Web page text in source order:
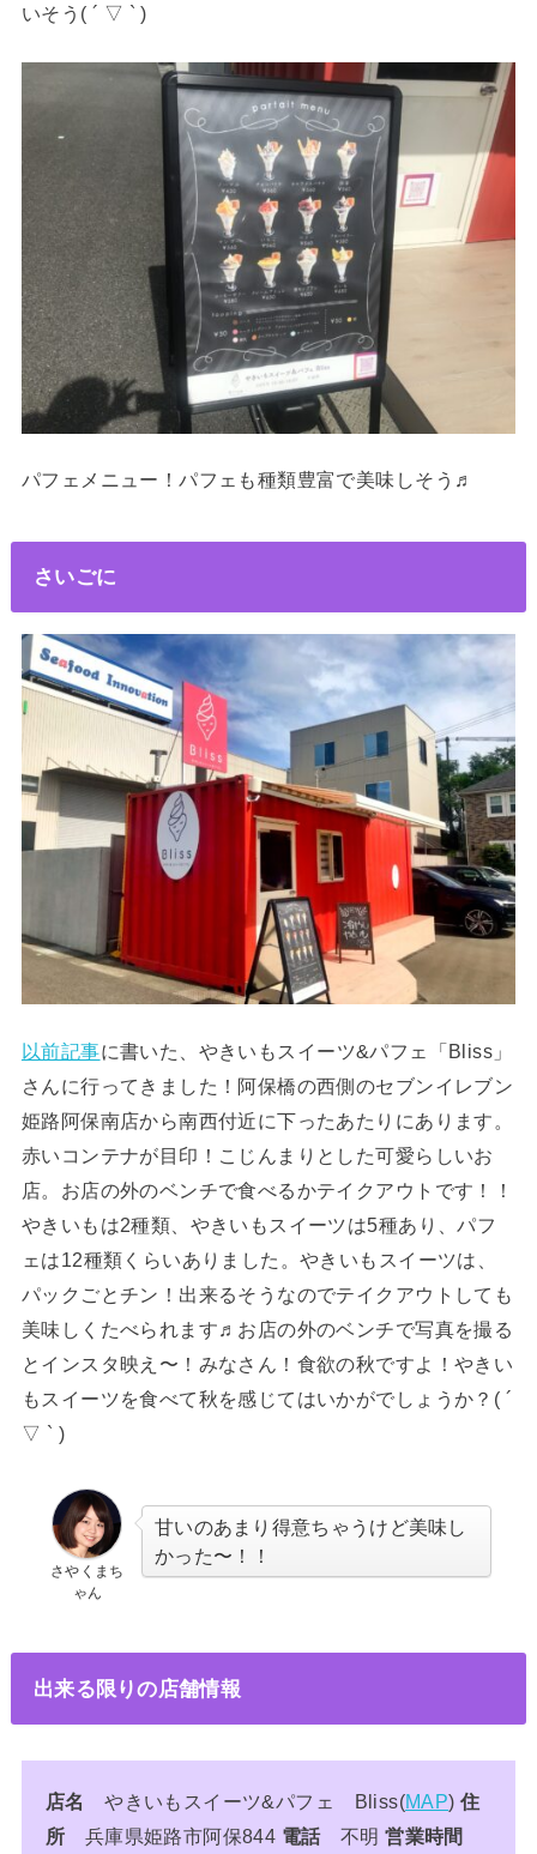
いそう( ´ ▽ ` )
パフェメニュー！パフェも種類豊富で美味しそう♬
さいごに
以前記事に書いた、やきいもスイーツ&パフェ「Bliss」
さんに行ってきました！阿保橋の西側のセブンイレブン
姫路阿保南店から南西付近に下ったあたりにあります。
赤いコンテナが目印！こじんまりとした可愛らしいお
店。お店の外のベンチで食べるかテイクアウトです！！
やきいもは2種類、やきいもスイーツは5種あり、パフ
ェは12種類くらいありました。やきいもスイーツは、
パックごとチン！出来るそうなのでテイクアウトしても
美味しくたべられます♬お店の外のベンチで写真を撮る
とインスタ映え〜！みなさん！食欲の秋ですよ！やきい
もスイーツを食べて秋を感じてはいかがでしょうか？( ´
▽ ` )
さやくまち
ゃん
甘いのあまり得意ちゃうけど美味し
かった〜！！
出来る限りの店舗情報
店名やきいもスイーツ&パフェ Bliss(MAP)住
所 兵庫県姫路市阿保844 電話不明 営業時間